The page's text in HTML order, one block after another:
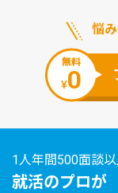
悩
無料
¥0
1人年間500面談以
就活のプロが